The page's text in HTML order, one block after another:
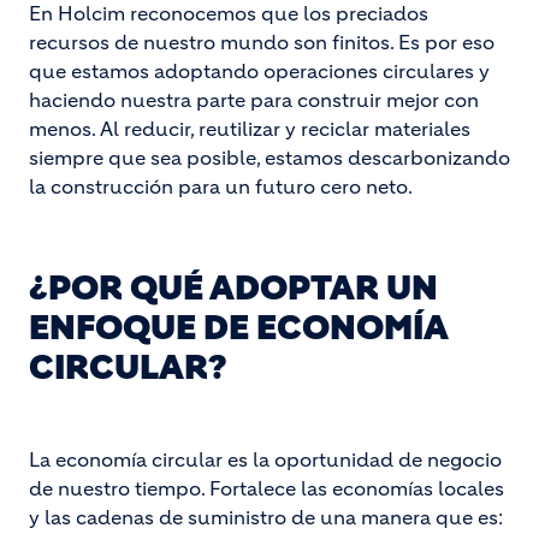
En Holcim reconocemos que los preciados
recursos de nuestro mundo son finitos. Es por eso
que estamos adoptando operaciones circulares y
haciendo nuestra parte para construir mejor con
menos. Al reducir, reutilizar y reciclar materiales
siempre que sea posible, estamos descarbonizando
la construcción para un futuro cero neto.
¿POR QUÉ ADOPTAR UN
ENFOQUE DE ECONOMÍA
CIRCULAR?
La economía circular es la oportunidad de negocio
de nuestro tiempo. Fortalece las economías locales
y las cadenas de suministro de una manera que es: